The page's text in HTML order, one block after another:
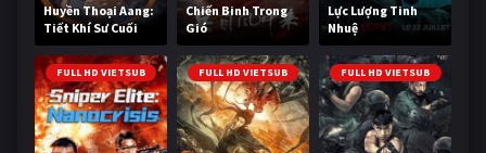
Huyền Thoại Aang:
Tiết Khí Sư Cuối
Cùng
Chiến Binh Trong
Gió
Lực Lượng Tinh
Nhuệ
FULL HD VIETSUB FULL HD VIETSUB FULL HD VIETSUB